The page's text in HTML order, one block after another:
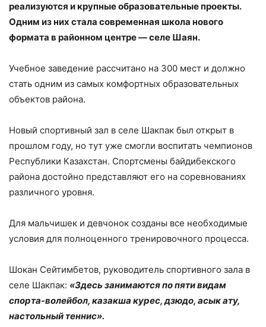
реализуются и крупные образовательные проекты.
Одним из них стала современная школа нового
формата в районном центре — селе Шаян.
Учебное заведение рассчитано на 300 мест и должно
стать одним из самых комфортных образовательных
объектов района.
Новый спортивный зал в селе Шакпак был открыт в
прошлом году, но тут уже смогли воспитать чемпионов
Республики Казахстан. Спортсмены байдибекского
района достойно представляют его на соревнованиях
различного уровня.
Для мальчишек и девчонок созданы все необходимые
условия для полноценного тренировочного процесса.
Шокан Сейтимбетов, руководитель спортивного зала в
селе Шакпак: «Здесь занимаются по пяти видам
спорта-волейбол, казакша курес, дзюдо, асык ату,
настольный теннис».